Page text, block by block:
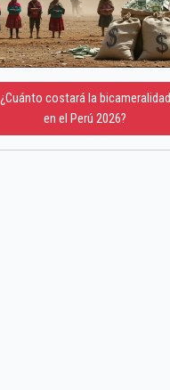
¿Cuánto costará la bicameralidad
en el Perú 2026?